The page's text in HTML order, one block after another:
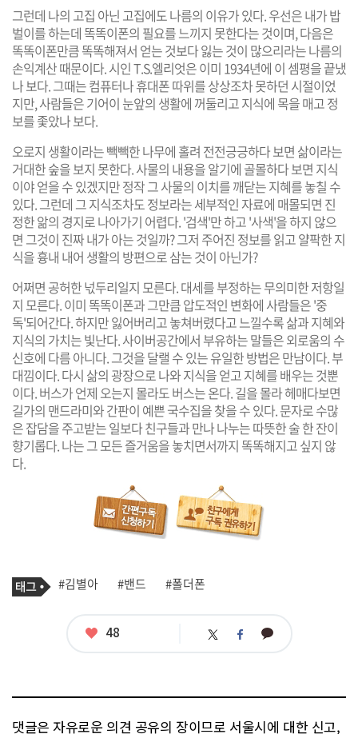
그런데 나의 고집 아닌 고집에도 나름의 이유가 있다. 우선은 내가 밥
벌이를 하는데 똑똑이폰의 필요를 느끼지 못한다는 것이며, 다음은
똑똑이폰만큼 똑똑해져서 얻는 것보다 잃는 것이 많으리라는 나름의
손익계산 때문이다. 시인 T.S.엘리엇은 이미 1934년에 이 셈평을 끝냈
나 보다. 그때는 컴퓨터나 휴대폰 따위를 상상조차 못하던 시절이었
지만, 사람들은 기어이 눈앞의 생활에 꺼둘리고 지식에 목을 매고 정
보를 좇았나 보다.
오로지 생활이라는 빽빽한 나무에 홀려 전전긍긍하다 보면 삶이라는
거대한 숲을 보지 못한다. 사물의 내용을 알기에 골몰하다 보면 지식
이야 얻을 수 있겠지만 정작 그 사물의 이치를 깨닫는 지혜를 놓칠 수
있다. 그런데 그 지식조차도 정보라는 세부적인 자료에 매몰되면 진
정한 앎의 경지로 나아가기 어렵다. '검색'만 하고 '사색'을 하지 않으
면 그것이 진짜 내가 아는 것일까? 그저 주어진 정보를 읽고 얄팍한 지
식을 흉내 내어 생활의 방편으로 삼는 것이 아닌가?
어쩌면 공허한 넋두리일지 모른다. 대세를 부정하는 무의미한 저항일
지 모른다. 이미 똑똑이폰과 그만큼 압도적인 변화에 사람들은 '중
독'되어간다. 하지만 잃어버리고 놓쳐버렸다고 느낄수록 삶과 지혜와
지식의 가치는 빛난다. 사이버공간에서 부유하는 말들은 외로움의 수
신호에 다름 아니다. 그것을 달랠 수 있는 유일한 방법은 만남이다. 부
대낌이다. 다시 삶의 광장으로 나와 지식을 얻고 지혜를 배우는 것뿐
이다. 버스가 언제 오는지 몰라도 버스는 온다. 길을 몰라 헤매다보면
길가의 맨드라미와 간판이 예쁜 국수집을 찾을 수 있다. 문자로 수많
은 잡담을 주고받는 일보다 친구들과 만나 나누는 따뜻한 술 한 잔이
향기롭다. 나는 그 모든 즐거움을 놓치면서까지 똑똑해지고 싶지 않
다.
기
사
태
그
#김별아 #밴드 #폴더폰
좋
48 트 페 카
댓글은 자유로운 의견 공유의 장이므로 서울시에 대한 신고,